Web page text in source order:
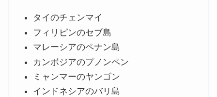
タイのチェンマイ
フィリピンのセブ島
マレーシアのペナン島
カンボジアのプノンペン
ミャンマーのヤンゴン
インドネシアのバリ島